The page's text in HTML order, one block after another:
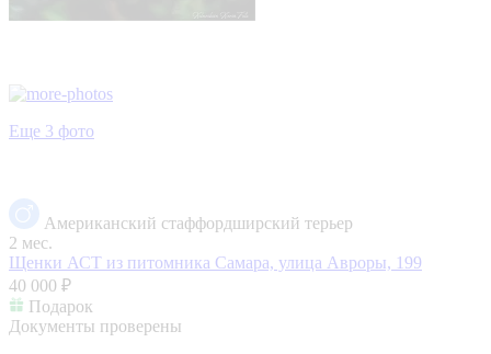
Еще 3 фото
Американский стаффордширский терьер
2 мес.
Щенки АСТ из питомника Самара, улица Авроры, 199
40 000 ₽
Подарок
Документы проверены